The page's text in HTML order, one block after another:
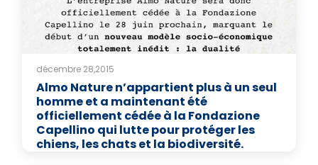
décembre 28,2015
Almo Nature n’appartient plus à un seul
homme et a maintenant été
officiellement cédée à la Fondazione
Capellino qui lutte pour protéger les
chiens, les chats et la biodiversité.